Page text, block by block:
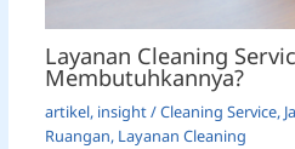
Layanan Cleaning
Membutuhkannya?
artikel, insight/Cleaning Service,
Ruangan, Layanan Cleaning